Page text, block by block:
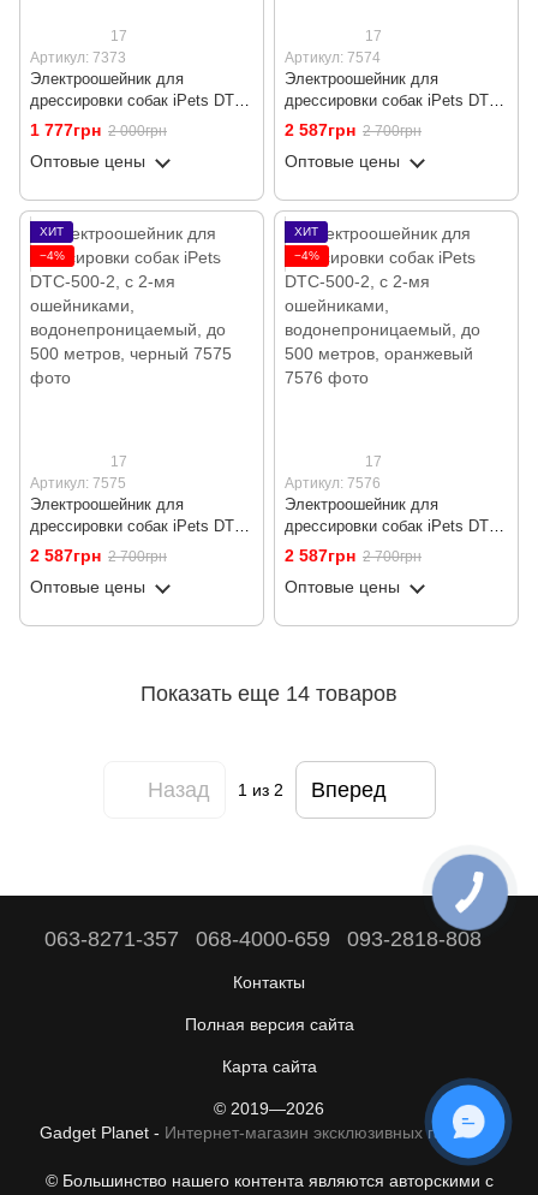
17
Артикул: 7373
Электроошейник для
дрессировки собак iPets DTC-
500 водонепроницаемый, до
500 метров, оранжевый
1 777грн 2 000грн
Оптовые цены
17
Артикул: 7574
Электроошейник для
дрессировки собак iPets DTC-
500-2, с 2-мя ошейниками,
водонепроницаемый, до 500
метров, красный
2 587грн 2 700грн
Оптовые цены
ХИТ
−4%
17
Артикул: 7575
Электроошейник для
дрессировки собак iPets DTC-
500-2, с 2-мя ошейниками,
водонепроницаемый, до 500
метров, черный
2 587грн 2 700грн
Оптовые цены
ХИТ
−4%
17
Артикул: 7576
Электроошейник для
дрессировки собак iPets DTC-
500-2, с 2-мя ошейниками,
водонепроницаемый, до 500
метров, оранжевый
2 587грн 2 700грн
Оптовые цены
Показать еще 14 товаров
Назад 1из 2 Вперед
063-8271-357 068-4000-659 093-2818-808
Контакты
Полная версия сайта
Карта сайта
© 2019—2026
Gadget Planet - Интернет-магазин эксклюзивных гаджетов
© Большинство нашего контента являются авторскими с
ОНЛАЙН ЧАТ